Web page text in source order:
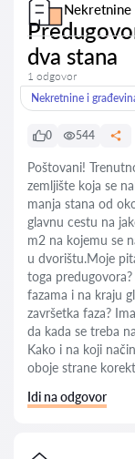
dva stana
1 odgovor
Nekretnine i
0 544
Poštovani!
zemljište koja se
manja stana od
glavnu cestu na
m2 na kojemu se
u dvorištu.Moje
toga
fazama i na kraju
završetka faza?
da kada se treba
Kako i na koji
oboje strane
Idi na odgovor